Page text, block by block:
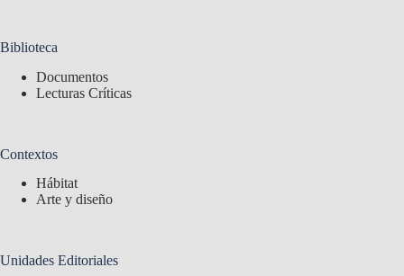
Biblioteca
Documentos
Lecturas Críticas
Contextos
Hábitat
Arte y diseño
Unidades Editoriales